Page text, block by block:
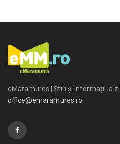
eMaramures | Știri și informații la zi
office@emaramures.ro